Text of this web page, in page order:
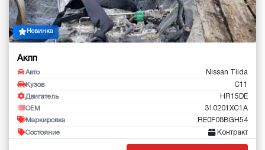
Новинка
Акпп
Авто Nissan Tiida
Кузов C11
Двигатель HR15DE
OEM 310201XC1A
Маркировка RE0F08BGH54
Состояние Контракт